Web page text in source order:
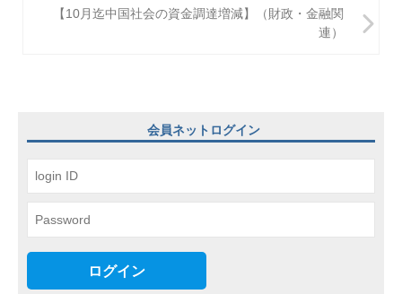
ン
【10月迄中国社会の資金調達増減】（財政・金融関
連）
会員ネットログイン
ログイン